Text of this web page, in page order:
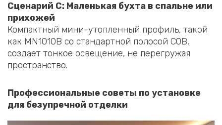
Сценарий C: Маленькая бухта в спальне или
прихожей
Компактный мини-утопленный профиль, такой
как MN1010B со стандартной полосой COB,
создает тонкое освещение, не перегружая
пространство.
Профессиональные советы по установке
для безупречной отделки